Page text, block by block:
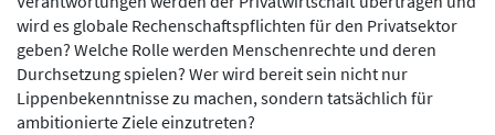
wird es globale Rechenschaftspflichten für den Privatsektor
geben? Welche Rolle werden Menschenrechte und deren
Durchsetzung spielen? Wer wird bereit sein nicht nur
Lippenbekenntnisse zu machen, sondern tatsächlich für
ambitionierte Ziele einzutreten?